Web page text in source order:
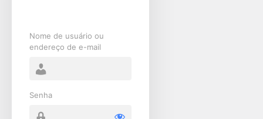
Nome de usuário ou
endereço de e-mail
Senha